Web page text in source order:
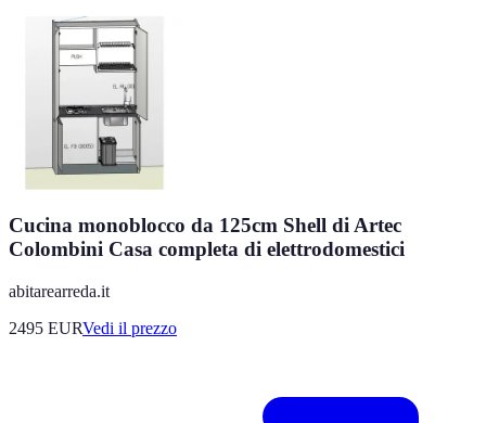
Cucina monoblocco da 125cm Shell di Artec
Colombini Casa completa di elettrodomestici
abitarearreda.it
2495 EURVedi il prezzo